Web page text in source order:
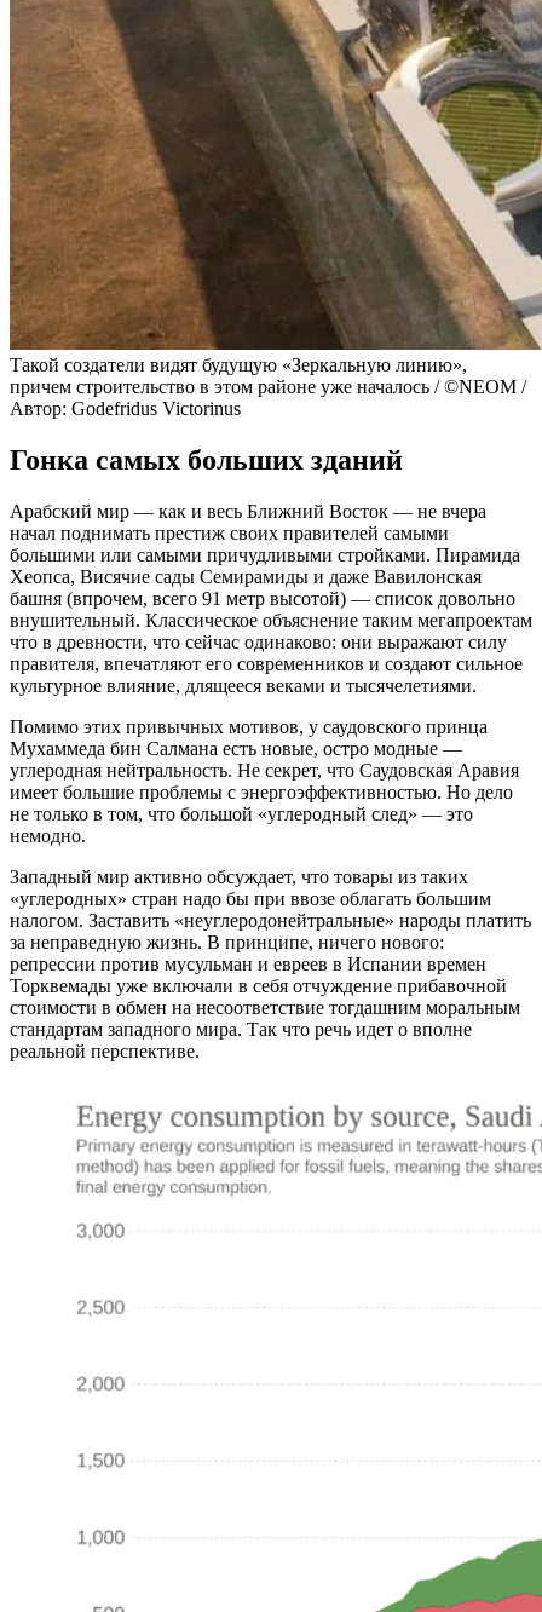
Такой создатели видят будущую «Зеркальную линию»,
причем строительство в этом районе уже началось / ©NEOM /
Автор: Godefridus Victorinus
Гонка самых больших зданий
Арабский мир — как и весь Ближний Восток — не вчера
начал поднимать престиж своих правителей самыми
большими или самыми причудливыми стройками. Пирамида
Хеопса, Висячие сады Семирамиды и даже Вавилонская
башня (впрочем, всего 91 метр высотой) — список довольно
внушительный. Классическое объяснение таким мегапроектам
что в древности, что сейчас одинаково: они выражают силу
правителя, впечатляют его современников и создают сильное
культурное влияние, длящееся веками и тысячелетиями.
Помимо этих привычных мотивов, у саудовского принца
Мухаммеда бин Салмана есть новые, остро модные —
углеродная нейтральность. Не секрет, что Саудовская Аравия
имеет большие проблемы с энергоэффективностью. Но дело
не только в том, что большой «углеродный след» — это
немодно.
Западный мир активно обсуждает, что товары из таких
«углеродных» стран надо бы при ввозе облагать большим
налогом. Заставить «неуглеродонейтральные» народы платить
за неправедную жизнь. В принципе, ничего нового:
репрессии против мусульман и евреев в Испании времен
Торквемады уже включали в себя отчуждение прибавочной
стоимости в обмен на несоответствие тогдашним моральным
стандартам западного мира. Так что речь идет о вполне
реальной перспективе.